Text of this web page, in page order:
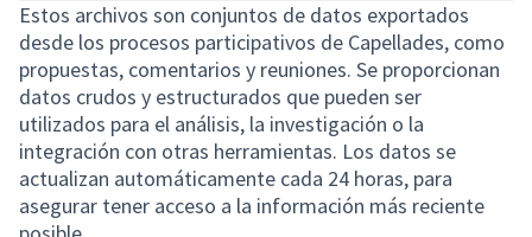
Estos archivos son conjuntos de datos exportados
desde los procesos participativos de Capellades, como
propuestas, comentarios y reuniones. Se proporcionan
datos crudos y estructurados que pueden ser
utilizados para el análisis, la investigación o la
integración con otras herramientas. Los datos se
actualizan automáticamente cada 24 horas, para
asegurar tener acceso a la información más reciente